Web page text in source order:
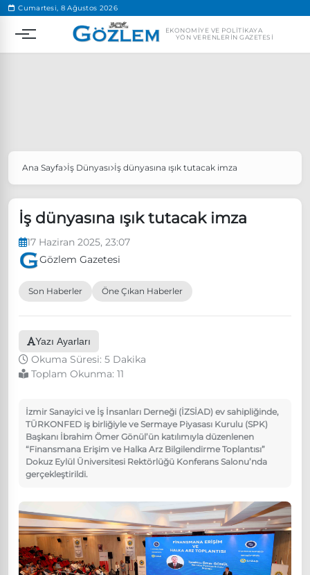
Cumartesi, 8 Ağustos 2026
EKONOMIYE VE POLITIKAYA
YÖN VERENLERIN GAZETESI
Popüler Aramalar
Özgür Özel, Ekrem İmamoğlu’nu ziyaret edecek
Ünlü çift bir etkinliğe daha katılmama kararı aldı
Ana Sayfa İş Dünyası İş dünyasına ışık tutacak imza
İş dünyasına ışık tutacak imza
17 Haziran 2025, 23:07
Gözlem Gazetesi
Son Haberler Öne Çıkan Haberler
Yazı Ayarları
Okuma Süresi: 5 Dakika
Toplam Okunma: 11
İzmir Sanayici ve İş İnsanları Derneği (İZSİAD) ev sahipliğinde,
TÜRKONFED iş birliğiyle ve Sermaye Piyasası Kurulu (SPK)
Başkanı İbrahim Ömer Gönül’ün katılımıyla düzenlenen
“Finansmana Erişim ve Halka Arz Bilgilendirme Toplantısı”
Dokuz Eylül Üniversitesi Rektörlüğü Konferans Salonu’nda
gerçekleştirildi.